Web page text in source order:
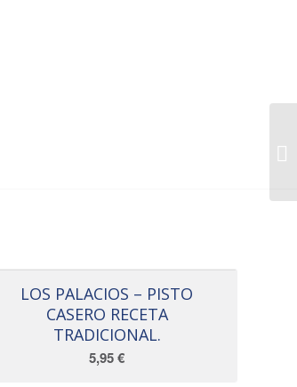
LOS PALACIOS – PISTO
CASERO RECETA
TRADICIONAL.
5,95€